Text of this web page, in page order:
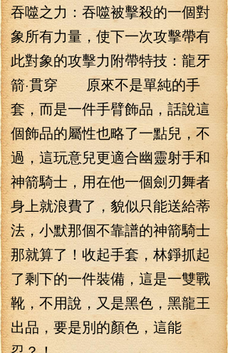
吞噬之力：吞噬被擊殺的一個對
象所有力量，使下一次攻擊帶有
此對象的攻擊力附帶特技：龍牙
箭·貫穿 原來不是單純的手
套，而是一件手臂飾品，話說這
個飾品的屬性也略了一點兒，不
過，這玩意兒更適合幽靈射手和
神箭騎士，用在他一個劍刃舞者
身上就浪費了，貌似只能送給蒂
法，小默那個不靠譜的神箭騎士
那就算了！收起手套，林錚抓起
了剩下的一件裝備，這是一雙戰
靴，不用說，又是黑色，黑龍王
出品，要是別的顏色，這能